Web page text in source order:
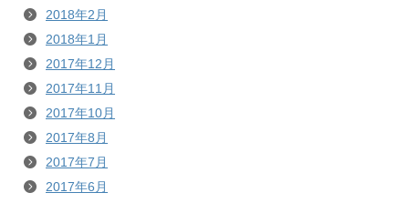
2018年2月
2018年1月
2017年12月
2017年11月
2017年10月
2017年8月
2017年7月
2017年6月